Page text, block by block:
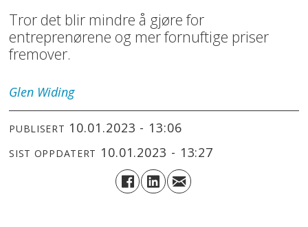
Tror det blir mindre å gjøre for
entreprenørene og mer fornuftige priser
fremover.
Glen Widing
PUBLISERT 10.01.2023 - 13:06
SIST OPPDATERT 10.01.2023 - 13:27